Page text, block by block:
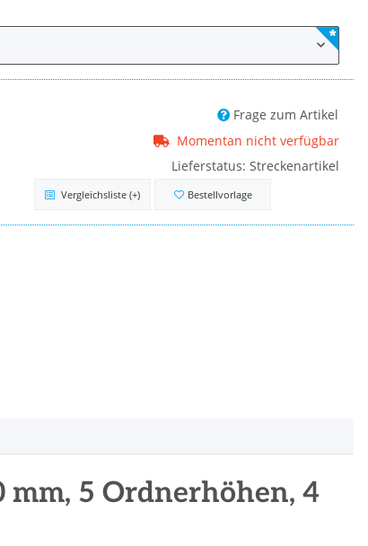
Frage zum Artikel
Momentan nicht verfügbar
Lieferstatus: Streckenartikel
Vergleichsliste (+) Bestellvorlage
mm, 5 Ordnerhöhen, 4